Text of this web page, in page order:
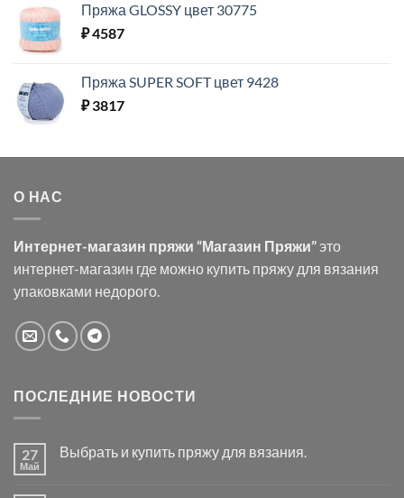
Пряжа GLOSSY цвет 30775
₽4587
Пряжа SUPER SOFT цвет 9428
₽3817
О НАС
Интернет-магазин пряжи “Магазин Пряжи”это
интернет-магазин где можно купить пряжу для вязания
упаковками недорого.
ПОСЛЕДНИЕ НОВОСТИ
27
Май
Выбрать и купить пряжу для вязания.